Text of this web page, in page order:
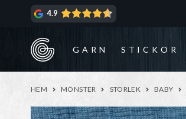
4.9
GARN STICKOR
HEM MÖNSTER STORLEK BABY